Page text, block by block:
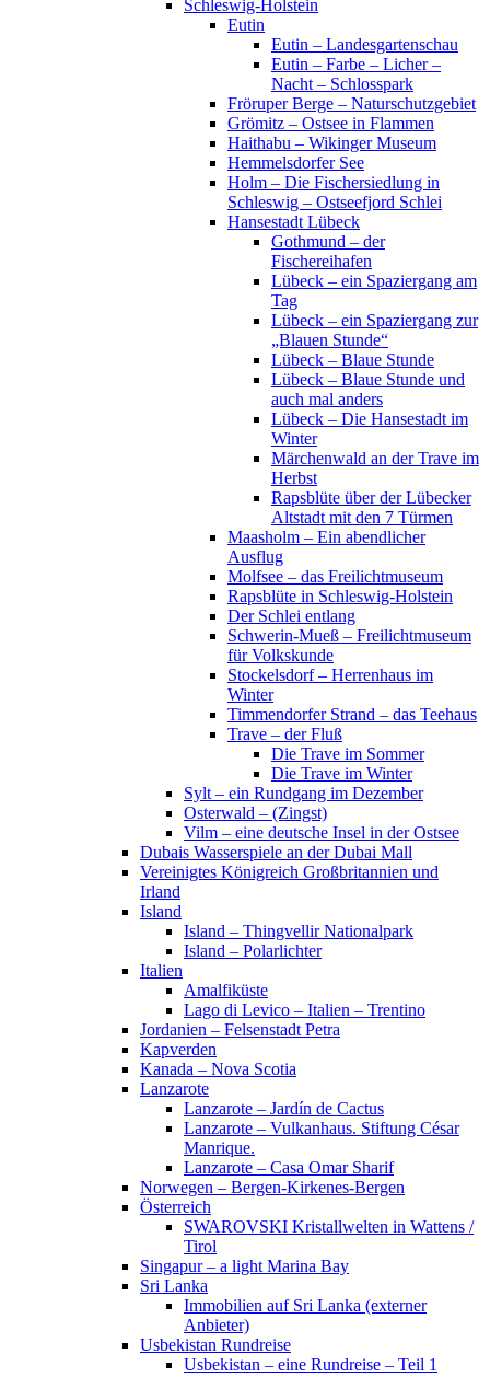
Schleswig-Holstein
Eutin
Eutin – Landesgartenschau
Eutin – Farbe – Licher –
Nacht – Schlosspark
Fröruper Berge – Naturschutzgebiet
Grömitz – Ostsee in Flammen
Haithabu – Wikinger Museum
Hemmelsdorfer See
Holm – Die Fischersiedlung in
Schleswig – Ostseefjord Schlei
Hansestadt Lübeck
Gothmund – der
Fischereihafen
Lübeck – ein Spaziergang am
Tag
Lübeck – ein Spaziergang zur
„Blauen Stunde“
Lübeck – Blaue Stunde
Lübeck – Blaue Stunde und
auch mal anders
Lübeck – Die Hansestadt im
Winter
Märchenwald an der Trave im
Herbst
Rapsblüte über der Lübecker
Altstadt mit den 7 Türmen
Maasholm – Ein abendlicher
Ausflug
Molfsee – das Freilichtmuseum
Rapsblüte in Schleswig-Holstein
Der Schlei entlang
Schwerin-Mueß – Freilichtmuseum
für Volkskunde
Stockelsdorf – Herrenhaus im
Winter
Timmendorfer Strand – das Teehaus
Trave – der Fluß
Die Trave im Sommer
Die Trave im Winter
Sylt – ein Rundgang im Dezember
Osterwald – (Zingst)
Vilm – eine deutsche Insel in der Ostsee
Dubais Wasserspiele an der Dubai Mall
Vereinigtes Königreich Großbritannien und
Irland
Island
Island – Thingvellir Nationalpark
Island – Polarlichter
Italien
Amalfiküste
Lago di Levico – Italien – Trentino
Jordanien – Felsenstadt Petra
Kapverden
Kanada – Nova Scotia
Lanzarote
Lanzarote – Jardín de Cactus
Lanzarote – Vulkanhaus. Stiftung César
Manrique.
Lanzarote – Casa Omar Sharif
Norwegen – Bergen-Kirkenes-Bergen
Österreich
SWAROVSKI Kristallwelten in Wattens /
Tirol
Singapur – a light Marina Bay
Sri Lanka
Immobilien auf Sri Lanka (externer
Anbieter)
Usbekistan Rundreise
Usbekistan – eine Rundreise – Teil 1